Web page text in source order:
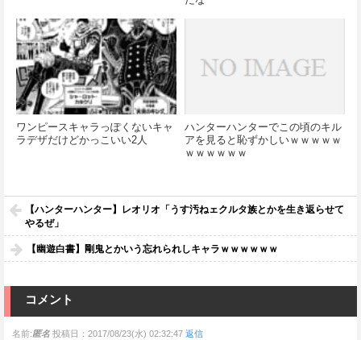
ワンピースキャラっぽくないキャ
ラデザだけどかっこいい2人
ハンターハンターでこの頃のキル
アを見ると恥ずかしいｗｗｗｗｗ
ｗｗｗｗｗｗ
【ハンターハンター】レオリオ「うす汚ねェクルタ族とかを生き返らせて
やるぜ」
【幽遊白書】剛鬼とかいう忘れられしキャラｗｗｗｗｗｗ
コメント
名前:匿名 投稿日：2017/08/23(水) 02:32:47 返信